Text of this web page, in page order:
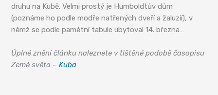
druhu na Kubě. Velmi prostý je Humboldtův dům
(poznáme ho podle modře natřených dveří a žaluzií), v
němž se podle pamětní tabule ubytoval 14. března…
Úplné znění článku naleznete v tištěné podobě časopisu
Země světa – Kuba